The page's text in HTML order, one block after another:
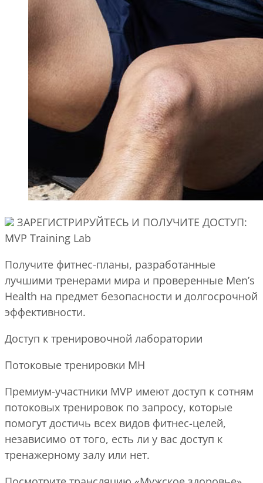
ЗАРЕГИСТРИРУЙТЕСЬ И ПОЛУЧИТЕ ДОСТУП:
MVP Training Lab
Получите фитнес-планы, разработанные
лучшими тренерами мира и проверенные Men’s
Health на предмет безопасности и долгосрочной
эффективности.
Доступ к тренировочной лаборатории
Потоковые тренировки MH
Премиум-участники MVP имеют доступ к сотням
потоковых тренировок по запросу, которые
помогут достичь всех видов фитнес-целей,
независимо от того, есть ли у вас доступ к
тренажерному залу или нет.